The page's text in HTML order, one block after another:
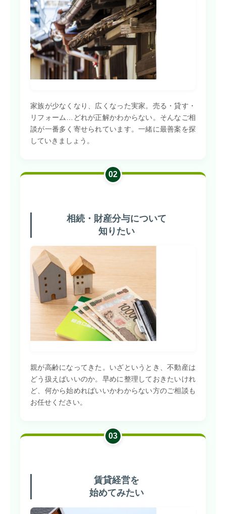
家族が少なくなり、広くなった実家。売る・貸す・
リフォーム…どれが正解かわからない。そんなご相
談が一番多く寄せられています。一緒に最善案を探
していきましょう。
02
相続・財産分与について
知りたい
親が高齢になってきた。いざというとき、不動産は
どう扱えばいいのか。早めに整理しておきたいけれ
ど、何から始めればいいかわからない方のご相談も
お任せください。
03
賃貸経営を
始めてみたい